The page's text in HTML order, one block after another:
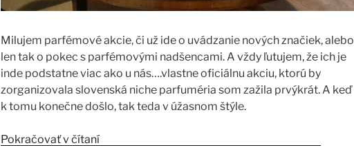
Milujem parfémové akcie, či už ide o uvádzanie nových značiek, alebo
len tak o pokec s parfémovými nadšencami. A vždy ľutujem, že ich je
inde podstatne viac ako u nás….vlastne oficiálnu akciu, ktorú by
zorganizovala slovenská niche parfuméria som zažila prvýkrát. A keď
k tomu konečne došlo, tak teda v úžasnom štýle.
Pokračovať v čítaní